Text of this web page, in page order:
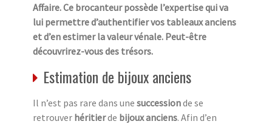
Affaire. Ce brocanteur possède l’expertise qui va
lui permettre d’authentifier vos tableaux anciens
et d’en estimer la valeur vénale. Peut-être
découvrirez-vous des trésors.
Estimation de bijoux anciens
Il n’est pas rare dans une successionde se
retrouver héritierde bijoux anciens. Afin d’en